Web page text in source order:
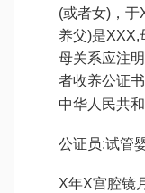
(或者女)，
养父)是XXX,
母关系应注
者收养公证书
中华人民共
公证员:试管
X年X宫腔镜